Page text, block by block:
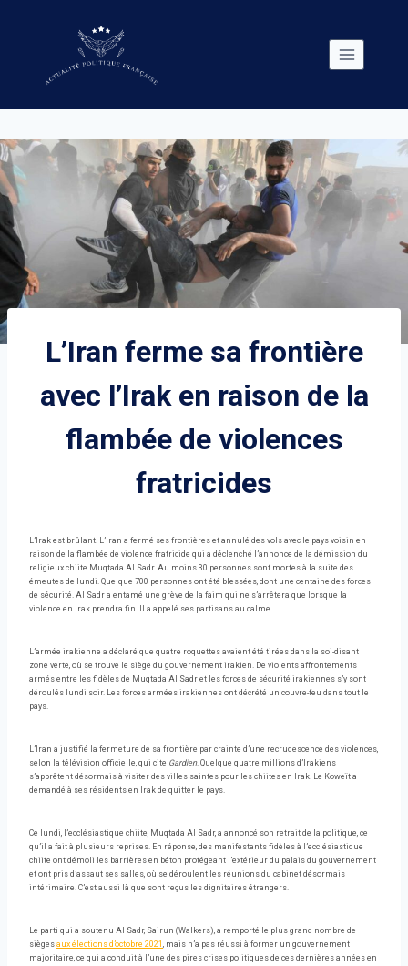
L’Iran ferme sa frontière
avec l’Irak en raison de la
flambée de violences
fratricides
L’Irak est brûlant. L’Iran a fermé ses frontières et annulé des vols avec le pays voisin en
raison de la flambée de violence fratricide qui a déclenché l’annonce de la démission du
religieux chiite Muqtada Al Sadr. Au moins 30 personnes sont mortes à la suite des
émeutes de lundi. Quelque 700 personnes ont été blessées, dont une centaine des forces
de sécurité. Al Sadr a entamé une grève de la faim qui ne s’arrêtera que lorsque la
violence en Irak prendra fin. Il a appelé ses partisans au calme.
L’armée irakienne a déclaré que quatre roquettes avaient été tirées dans la soi-disant
zone verte, où se trouve le siège du gouvernement irakien. De violents affrontements
armés entre les fidèles de Muqtada Al Sadr et les forces de sécurité irakiennes s’y sont
déroulés lundi soir. Les forces armées irakiennes ont décrété un couvre-feu dans tout le
pays.
L’Iran a justifié la fermeture de sa frontière par crainte d’une recrudescence des violences,
selon la télévision officielle, qui cite Gardien. Quelque quatre millions d’Irakiens
s’apprêtent désormais à visiter des villes saintes pour les chiites en Irak. Le Koweït a
demandé à ses résidents en Irak de quitter le pays.
Ce lundi, l’ecclésiastique chiite, Muqtada Al Sadr, a annoncé son retrait de la politique, ce
qu’il a fait à plusieurs reprises. En réponse, des manifestants fidèles à l’ecclésiastique
chiite ont démoli les barrières en béton protégeant l’extérieur du palais du gouvernement
et ont pris d’assaut ses salles, où se déroulent les réunions du cabinet désormais
intérimaire. C’est aussi là que sont reçus les dignitaires étrangers.
Le parti qui a soutenu Al Sadr, Sairun (Walkers), a remporté le plus grand nombre de
sièges aux élections d’octobre 2021 , mais n’a pas réussi à former un gouvernement
majoritaire, ce qui a conduit à l’une des pires crises politiques de ces dernières années en